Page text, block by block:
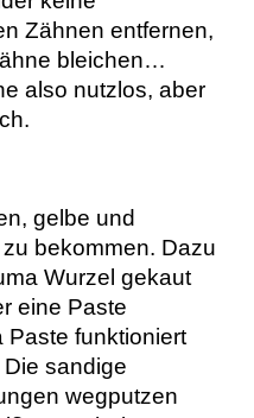
Zähnen entfernen,
bleichen…
also nutzlos, aber
gelbe und
bekommen. Dazu
Wurzel gekaut
eine Paste
Paste funktioniert
sandige
wegputzen